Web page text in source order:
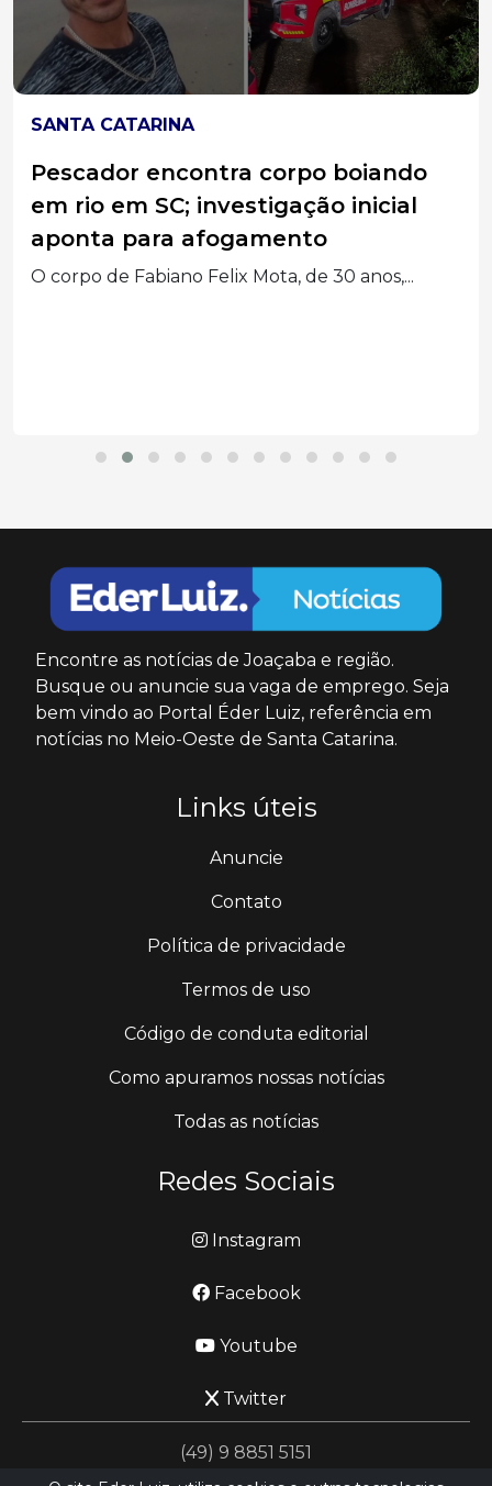
SANTA CATARINA
Pescador encontra corpo boiando
em rio em SC; investigação inicial
aponta para afogamento
O corpo de Fabiano Felix Mota, de 30 anos,...
Encontre as notícias de Joaçaba e região.
Busque ou anuncie sua vaga de emprego. Seja
bem vindo ao Portal Éder Luiz, referência em
notícias no Meio-Oeste de Santa Catarina.
Links úteis
Anuncie
Contato
Política de privacidade
Termos de uso
Código de conduta editorial
Como apuramos nossas notícias
Todas as notícias
Redes Sociais
Instagram
Facebook
Youtube
Twitter
(49) 9 8851 5151